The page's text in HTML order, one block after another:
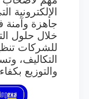
الإلكترونية
جاهزة
خلال حلول
للشركات
التكاليف،
والتوزيع